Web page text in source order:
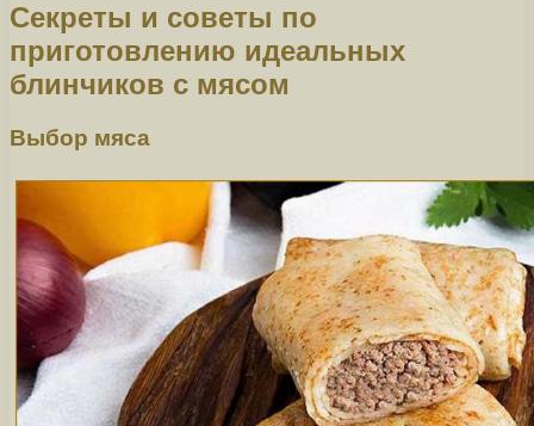
Секреты и советы по
приготовлению идеальных
блинчиков с мясом
Выбор мяса